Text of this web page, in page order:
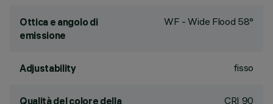
Ottica e angolo di
emissione
WF - Wide Flood 58°
Adjustability fisso
Qualità del colore della
CRI 90